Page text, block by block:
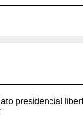
presidencial